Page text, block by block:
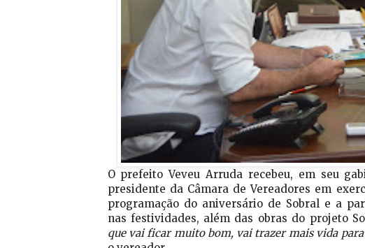
O prefeito Veveu Arruda recebeu, em seu
presidente da Câmara de Vereadores em
programação do aniversário de Sobral e a
nas festividades, além das obras do projeto
que vai ficar muito bom, vai trazer mais vida